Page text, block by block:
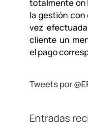
totalmente on
la gestión con
vez
cliente un
el pago
Tweets por
Entradas